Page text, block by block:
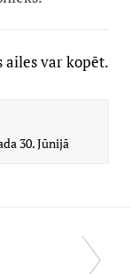
ailes var kopēt.
30. Jūnijā